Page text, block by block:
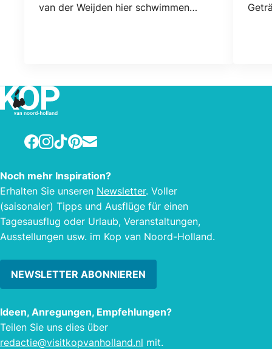
van der Weijden hier schwimmen
und mehrere Sonnenbaden und
Liegewiese . Der Pool hat auch
mehrere Spielplätze .
Facebook
Instagram
TikTokPinterest
E-mail
Noch mehr Inspiration?
Erhalten Sie unseren Newsletter. Voller
(saisonaler) Tipps und Ausflüge für einen
Tagesausflug oder Urlaub, Veranstaltungen,
Ausstellungen usw. im Kop van Noord-Holland.
NEWSLETTER ABONNIEREN
Ideen, Anregungen, Empfehlungen?
Teilen Sie uns dies über
redactie@visitkopvanholland.nl mit.